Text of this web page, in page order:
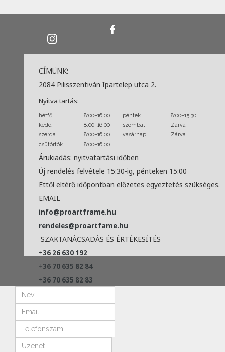
CÍMÜNK:
2084 Pilisszentiván Ipartelep utca 2.
Nyitva tartás:
hétfő 8:00–16:00 péntek
8:00–15:30
kedd
8:00–16:00 szombat
Zárva
szerda
8:00–16:00 vasárnap
Zárva
csütörtök
8:00–16:00
Árukiadás: nyitvatartási időben
Új rendelés felvétele 15:30-ig, pénteken 15:00
Ettől eltérő időpontban előzetes egyeztetés szükséges.
EMAIL
info@proartframe.hu
rendeles@proartfame.hu
SZAKTANÁCSADÁS ÉS ÉRTÉKESÍTÉS
+36 26 630 192
+36 70 635 82 84
+36 70 635 82 83